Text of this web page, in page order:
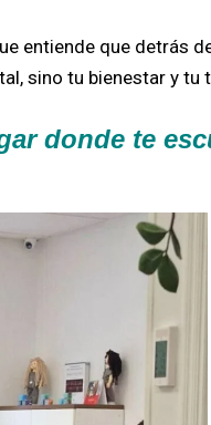
entiende que detrás
sino tu bienestar y tu
donde te